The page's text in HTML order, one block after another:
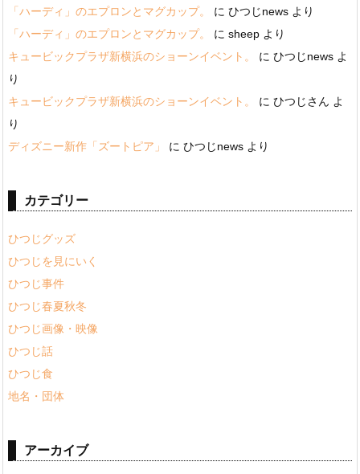
「ハーディ」のエプロンとマグカップ。 に ひつじnews より
「ハーディ」のエプロンとマグカップ。
に sheep より
キュービックプラザ新横浜のショーンイベント。
に ひつじnews よ
り
キュービックプラザ新横浜のショーンイベント。
に ひつじさん よ
り
ディズニー新作「ズートピア」
に ひつじnews より
カテゴリー
ひつじグッズ
ひつじを見にいく
ひつじ事件
ひつじ春夏秋冬
ひつじ画像・映像
ひつじ話
ひつじ食
地名・団体
アーカイブ